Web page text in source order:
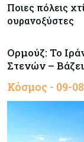
Ποιες πόλεις
ουρανοξύστες
Ορμούζ: Το
Στενών –
Κόσμος - 09-